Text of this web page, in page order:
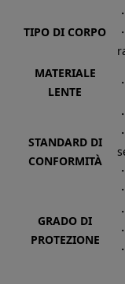
TIPO DI CORPO
MATERIALE
LENTE
STANDARD DI
CONFORMITÀ
GRADO DI
PROTEZIONE